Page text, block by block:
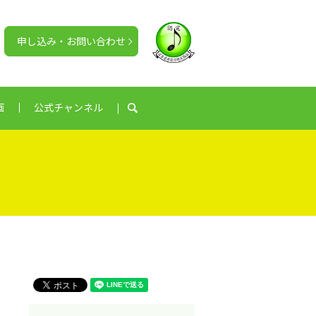
公式チャンネル search
申し込み・お問い合わせ